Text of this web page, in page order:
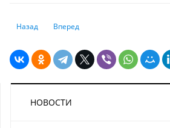
Предыдущий: Страхование от
Назад Следующий: Онлайн-кредиты
Вперед
НОВОСТИ